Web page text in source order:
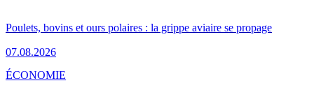
Poulets, bovins et ours polaires : la grippe aviaire se propage
07.08.2026
ÉCONOMIE